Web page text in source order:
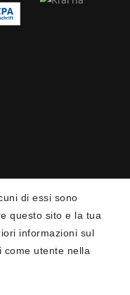
di essi sono
questo sito e la tua
informazioni sul
come utente nella